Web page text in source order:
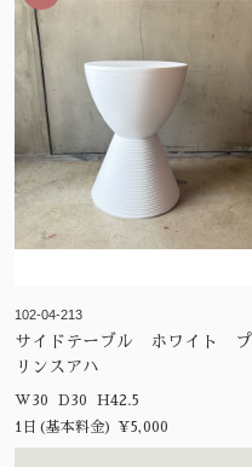
102-04-213
サイドテーブル ホワイト プ
リンスアハ
W30 D30 H42.5
1日(基本料金) ¥5,000